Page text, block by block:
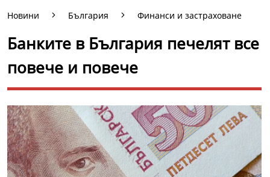
Новини България Финанси и застраховане
Банките в България печелят все
повече и повече